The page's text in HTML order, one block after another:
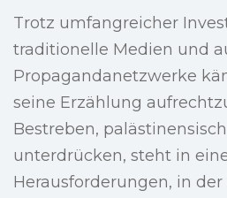
Trotz umfangreicher
traditionelle Medien und
Propagandanetzwerke
seine Erzählung
Bestreben,
unterdrücken, steht in
Herausforderungen, in